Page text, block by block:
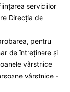
serviciilor
Direcţia de
pentru
de întreţinere şi
vârstnice
vârstnice -